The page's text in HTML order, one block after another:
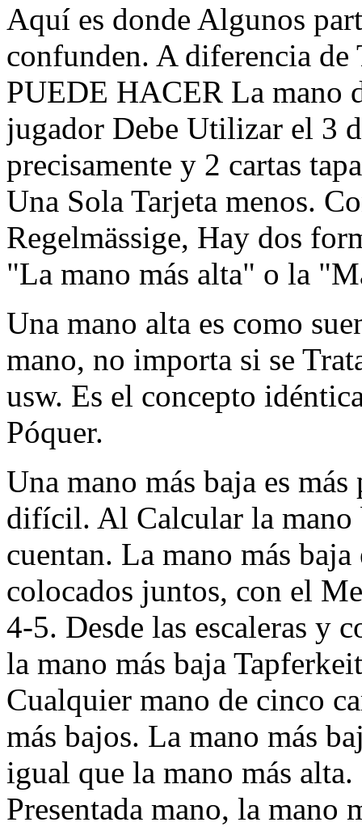
Aquí es donde Algunos
confunden. A diferencia
PUEDE HACER La mano
jugador Debe Utilizar el 3
precisamente y 2 cartas
Una Sola Tarjeta menos.
Regelmässige, Hay dos
"La mano más alta" o la
Una mano alta es como
mano, no importa si se
usw. Es el concepto
Póquer.
Una mano más baja es
difícil. Al Calcular la mano
cuentan. La mano más
colocados juntos, con el
4-5. Desde las escaleras y
la mano más baja
Cualquier mano de cinco
más bajos. La mano más
igual que la mano más
Presentada mano, la mano